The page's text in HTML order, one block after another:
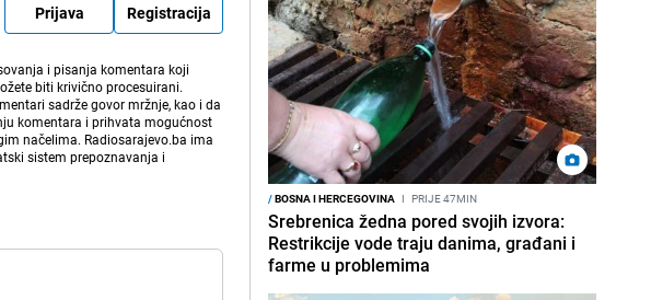
Prijava Registracija
i pisanja komentara koji
biti krivično procesuirani.
sadrže govor mržnje, kao i da
komentara i prihvata mogućnost
načelima. Radiosarajevo.ba ima
sistem prepoznavanja i
/BOSNA I HERCEGOVINA I PRIJE 47MIN
Srebrenica žedna pored svojih izvora:
Restrikcije vode traju danima, građani i
farme u problemima